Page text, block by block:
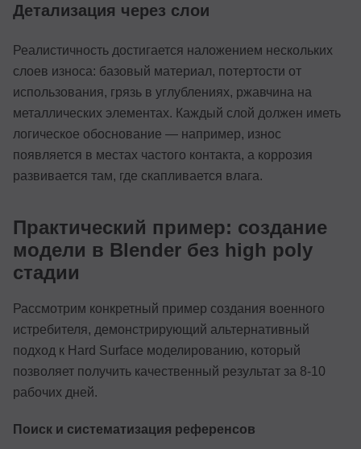
Детализация через слои
Реалистичность достигается наложением нескольких
слоев износа: базовый материал, потертости от
использования, грязь в углублениях, ржавчина на
металлических элементах. Каждый слой должен иметь
логическое обоснование — например, износ
появляется в местах частого контакта, а коррозия
развивается там, где скапливается влага.
Практический пример: создание
модели в Blender без high poly
стадии
Рассмотрим конкретный пример создания военного
истребителя, демонстрирующий альтернативный
подход к Hard Surface моделированию, который
позволяет получить качественный результат за 8-10
рабочих дней.
Поиск и систематизация референсов